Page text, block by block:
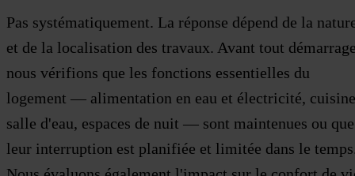
Pas systématiquement. La réponse dépend de la
et de la localisation des travaux. Avant tout
nous vérifions que les fonctions essentielles du
logement — alimentation en eau et électricité,
salle d'eau, espaces de nuit — sont maintenues ou que
leur interruption est planifiée et limitée dans le